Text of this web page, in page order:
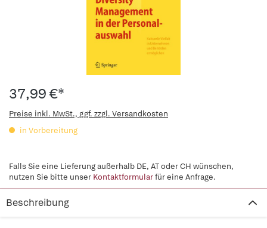
37,99 €*
Preise inkl. MwSt., ggf. zzgl. Versandkosten
in Vorbereitung
Falls Sie eine Lieferung außerhalb DE, AT oder CH wünschen,
nutzen Sie bitte unser Kontaktformularfür eine Anfrage.
Beschreibung